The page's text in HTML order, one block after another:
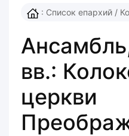
: Список епархий /
вв.:
церкви